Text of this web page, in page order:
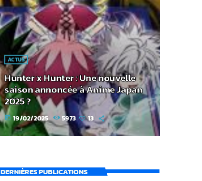
ACTUS
Hunter x Hunter : Une nouvelle
saison annoncée à Anime Japan
2025 ?
today 19/02/2025 5973 13
DERNIÈRES PUBLICATIONS